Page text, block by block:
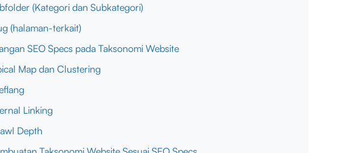
(Kategori dan Subkategori)
(halaman-terkait)
SEO Specs pada Taksonomi Website
Map dan Clustering
Linking
Depth